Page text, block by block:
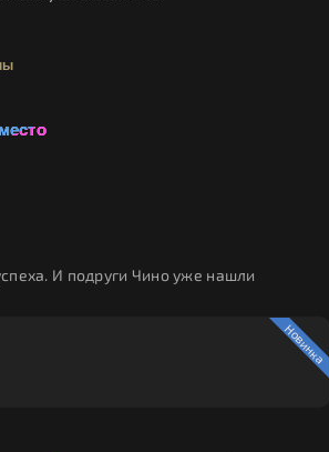
И подруги Чино уже нашли
Новинка